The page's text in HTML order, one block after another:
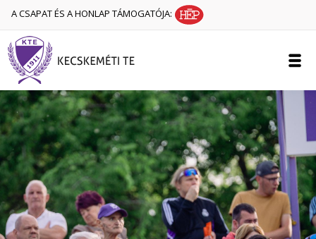
A CSAPAT ÉS A HONLAP TÁMOGATÓJA: